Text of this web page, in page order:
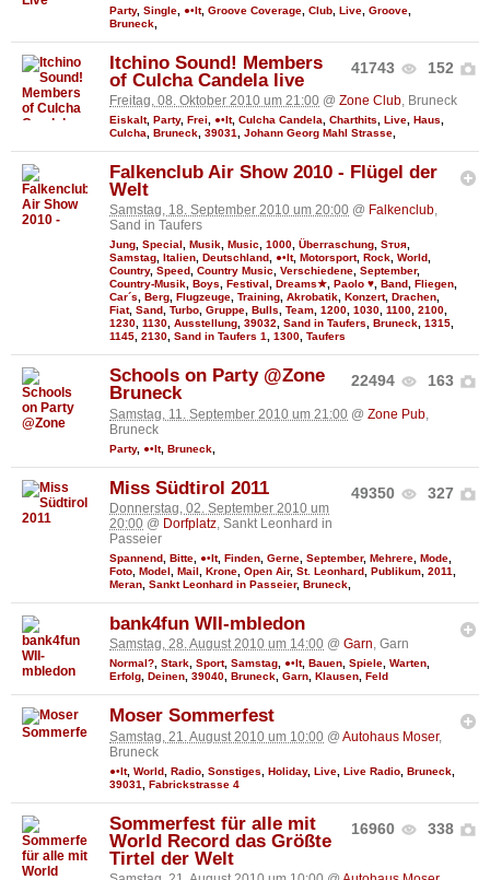
Party, Single ●•It, Groove Coverage Club Live Groove
Bruneck
41743 152
Itchino Sound! Members
of Culcha Candela live
Freitag, 08. Oktober 2010 um 21:00 @ Zone Club, Bruneck
Eiskalt, Party, Frei ●•It, Culcha Candela Charthits Live Haus
Culcha
Bruneck 39031 Johann Georg Mahl Strasse
Falkenclub Air Show 2010 - Flügel der
Welt
Samstag, 18. September 2010 um 20:00 @ Falkenclub,
Sand in Taufers
Jung, Special, Musik, Music, 1000, Überraschung, Sтυя,
Samstag, Italien, Deutschland, ●•It, Motorsport, Rock, World,
Country, Speed, Country Music, Verschiedene, September,
Country-Musik, Boys, Festival, Dreams★, Paolo ♥, Band, Fliegen,
Car´s, Berg, Flugzeuge, Training, Akrobatik, Konzert, Drachen,
Fiat, Sand, Turbo, Gruppe, Bulls, Team, 1200, 1030, 1100, 2100,
1230, 1130, Ausstellung, 39032, Sand in Taufers, Bruneck, 1315,
1145, 2130, Sand in Taufers 1, 1300, Taufers
22494 163
Schools on Party @Zone
Bruneck
Samstag, 11. September 2010 um 21:00 @ Zone Pub
Bruneck
Party, ●•It, Bruneck
49350 327
Miss Südtirol 2011
Donnerstag, 02. September 2010 um
20:00 @ Dorfplatz, Sankt Leonhard in
Passeier
Spannend Bitte ●•It, Finden Gerne September, Mehrere Mode
Foto Model Mail Krone Open Air, St. Leonhard Publikum 2011
Meran Sankt Leonhard in Passeier, Bruneck
bank4fun WII-mbledon
Samstag, 28. August 2010 um 14:00 @ Garn, Garn
Normal?, Stark, Sport, Samstag, ●•It, Bauen, Spiele, Warten,
Erfolg, Deinen, 39040, Bruneck, Garn, Klausen, Feld
Moser Sommerfest
Samstag, 21. August 2010 um 10:00 @ Autohaus Moser,
Bruneck
●•It, World Radio Sonstiges Holiday, Live Live Radio Bruneck
39031
Fabrickstrasse 4
16960 338
Sommerfest für alle mit
World Record das Größte
Tirtel der Welt